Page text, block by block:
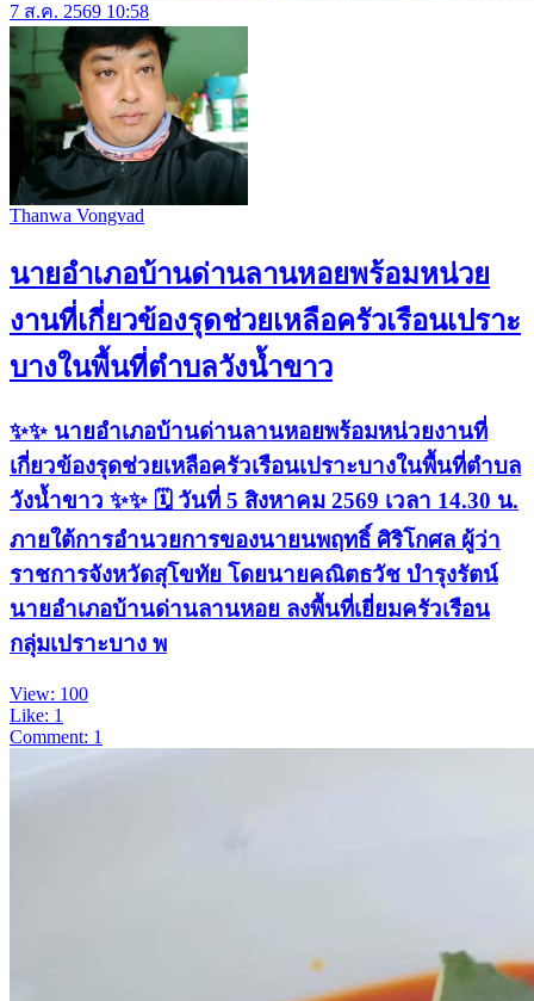
7 ส.ค. 2569 10:58
Thanwa Vongvad
นายอำเภอบ้านด่านลานหอยพร้อมหน่วย
งานที่เกี่ยวข้องรุดช่วยเหลือครัวเรือนเปราะ
บางในพื้นที่ตำบลวังน้ำขาว
✨✨ นายอำเภอบ้านด่านลานหอยพร้อมหน่วยงานที่
เกี่ยวข้องรุดช่วยเหลือครัวเรือนเปราะบางในพื้นที่ตำบล
วังน้ำขาว ✨✨ 🗓 วันที่ 5 สิงหาคม 2569 เวลา 14.30 น.
ภายใต้การอำนวยการของนายนพฤทธิ์ ศิริโกศล ผู้ว่า
ราชการจังหวัดสุโขทัย โดยนายคณิตธวัช บำรุงรัตน์
นายอำเภอบ้านด่านลานหอย ลงพื้นที่เยี่ยมครัวเรือน
กลุ่มเปราะบาง พ
View: 100
Like: 1
Comment: 1